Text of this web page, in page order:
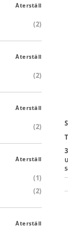
Återställ
(2)
Återställ
(2)
Återställ
(2)
Återställ
(1)
(2)
Återställ